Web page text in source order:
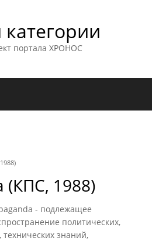
портала ХРОНОС
(КПС, 1988)
- подлежащее
политических,
знаний,